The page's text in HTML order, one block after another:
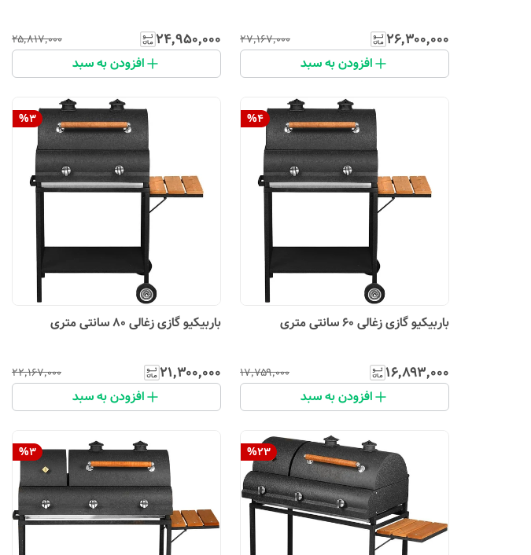
۲۶٬۳۰۰٬۰۰۰ ۲۷٬۱۶۷٬۰۰۰
افزودن به سبد
۲۴٬۹۵۰٬۰۰۰ ۲۵٬۸۱۷٬۰۰۰
افزودن به سبد
%4
باربیکیو گازی زغالی 60 سانتی متری
۱۶٬۸۹۳٬۰۰۰ ۱۷٬۷۵۹٬۰۰۰
افزودن به سبد
%3
باربیکیو گازی زغالی 80 سانتی متری
۲۱٬۳۰۰٬۰۰۰ ۲۲٬۱۶۷٬۰۰۰
افزودن به سبد
%23
%3